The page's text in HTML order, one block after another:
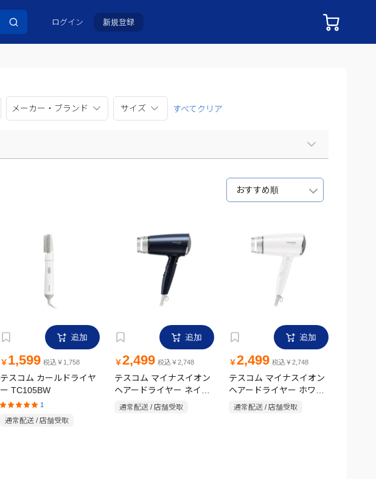
ログイン 新規登録
メーカー・ブランド サイズ すべてクリア
おすすめ順
追加
￥ 1,599 税込￥1,758
テスコム カールドライヤ
ー TC105BW
1
通常配送 / 店舗受取
追加
￥2,499 税込￥2,748
テスコム マイナスイオン
ヘアードライヤー ネイビ
ー TD200B-A
通常配送 / 店舗受取
追加
￥2,499 税込￥2,748
テスコム マイナスイオン
ヘアードライヤー ホワイ
ト TD200B-W
通常配送 / 店舗受取